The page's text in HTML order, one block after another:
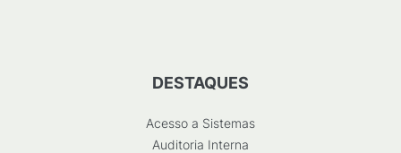
DESTAQUES
Acesso a Sistemas
Auditoria Interna